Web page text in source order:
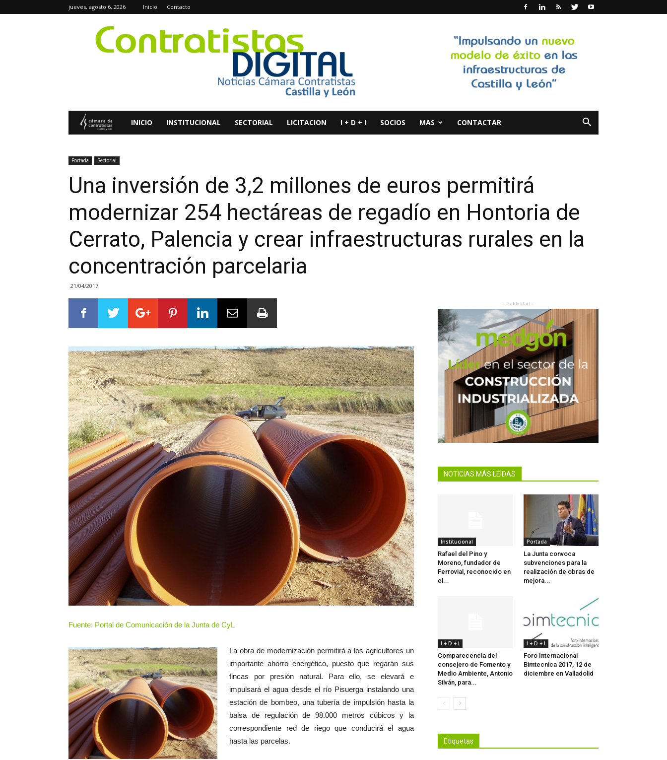
jueves, agosto 6, 2026 Inicio Contacto
Contratistas
INICIO INSTITUCIONAL SECTORIAL LICITACION I + D + I SOCIOS MAS CONTACTAR
Portada Sectorial
Una inversión de 3,2 millones de euros permitirá
modernizar 254 hectáreas de regadío en Hontoria de
Cerrato, Palencia y crear infraestructuras rurales en la
concentración parcelaria
21/04/2017
Fuente: Portal de Comunicación de la Junta de CyL
La obra de modernización permitirá a los agricultores un
importante ahorro energético, puesto que regarán sus
fincas por presión natural. Para ello, se elevará e
impulsará el agua desde el río Pisuerga instalando una
estación de bombeo, una tubería de impulsión hasta la
balsa de regulación de 98.000 metros cúbicos y la
correspondiente red de riego que conducirá el agua
hasta las parcelas.
- Publicidad -
NOTICIAS MÁS LEIDAS
Institucional
Rafael del Pino y
Moreno, fundador de
Ferrovial, reconocido en
el...
Portada
La Junta convoca
subvenciones para la
realización de obras de
mejora...
I + D + I
Comparecencia del
consejero de Fomento y
Medio Ambiente, Antonio
Silván, para...
I + D + I
Foro Internacional
Bimtecnica 2017, 12 de
diciembre en Valladolid
Etiquetas